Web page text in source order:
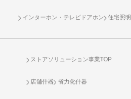
インターホン・テレビドアホン 住宅照明
ストアソリューション事業TOP
店舗什器 省力化什器